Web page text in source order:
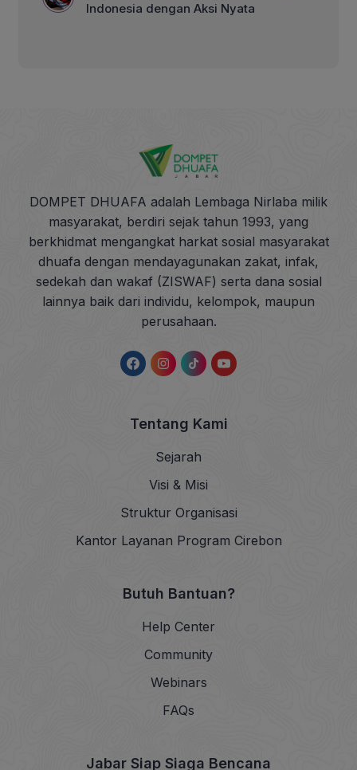
Indonesia dengan Aksi Nyata
DOMPET DHUAFA adalah Lembaga Nirlaba milik
masyarakat, berdiri sejak tahun 1993, yang
berkhidmat mengangkat harkat sosial masyarakat
dhuafa dengan mendayagunakan zakat, infak,
sedekah dan wakaf (ZISWAF) serta dana sosial
lainnya baik dari individu, kelompok, maupun
perusahaan.
Tentang Kami
Sejarah
Visi & Misi
Struktur Organisasi
Kantor Layanan Program Cirebon
Butuh Bantuan?
Help Center
Community
Webinars
FAQs
Jabar Siap Siaga Bencana